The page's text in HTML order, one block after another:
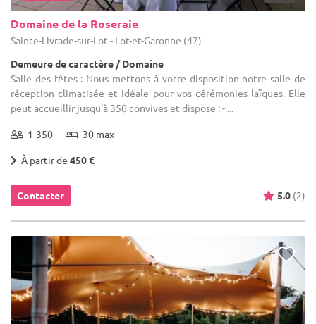
Domaine de la Roseraie
Sainte-Livrade-sur-Lot - Lot-et-Garonne (47)
Demeure de caractère / Domaine
Salle des fêtes : Nous mettons à votre disposition notre salle de
réception climatisée et idéale pour vos cérémonies laïques. Elle
peut accueillir jusqu'à 350 convives et dispose : - ...
1-350 30 max
À partir de 450 €
Contacter 5.0 (2)